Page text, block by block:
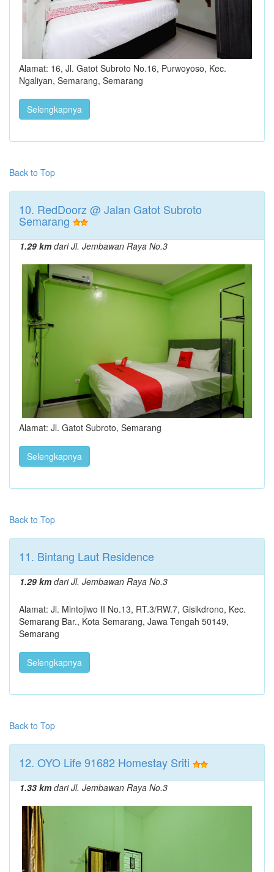
Alamat: 16, Jl. Gatot Subroto No.16, Purwoyoso, Kec.
Ngaliyan, Semarang, Semarang
Selengkapnya
Back to Top
10. RedDoorz @ Jalan Gatot Subroto
Semarang
1.29 kmdari Jl. Jembawan Raya No.3
Alamat: Jl. Gatot Subroto, Semarang
Selengkapnya
Back to Top
11. Bintang Laut Residence
1.29 kmdari Jl. Jembawan Raya No.3
Alamat: Jl. Mintojiwo II No.13, RT.3/RW.7, Gisikdrono, Kec.
Semarang Bar., Kota Semarang, Jawa Tengah 50149,
Semarang
Selengkapnya
Back to Top
12. OYO Life 91682 Homestay Sriti
1.33 kmdari Jl. Jembawan Raya No.3